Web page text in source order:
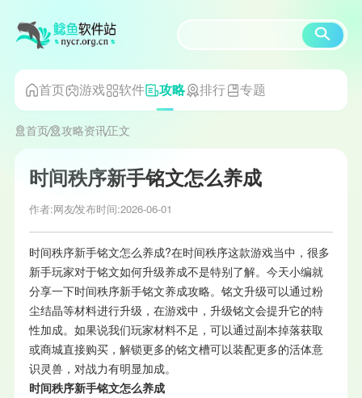
首页 游戏 软件 攻略 排行 专题
首页 攻略资讯正文
时间秩序新手铭文怎么养成
作者:网友发布时间:2026-06-01
时间秩序新手铭文怎么养成?在时间秩序这款游戏当中，很多
新手玩家对于铭文如何升级养成不是特别了解。今天小编就
分享一下时间秩序新手铭文养成攻略。铭文升级可以通过粉
尘结晶等材料进行升级，在游戏中，升级铭文会提升它的特
性加成。如果说我们玩家材料不足，可以通过副本掉落获取
或商城直接购买，解锁更多的铭文槽可以装配更多的活体意
识灵兽，对战力有明显加成。
时间秩序新手铭文怎么养成